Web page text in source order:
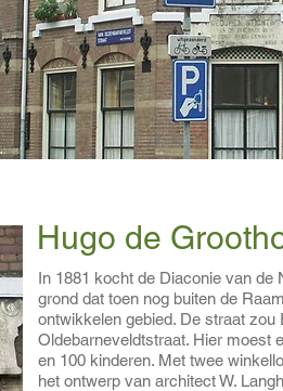
Hugo de
In 1881 kocht de Diaconie van
grond dat toen nog buiten de
ontwikkelen gebied. De straat
Oldebarneveldtstraat. Hier moest
en 100 kinderen. Met twee
het ontwerp van architect W.